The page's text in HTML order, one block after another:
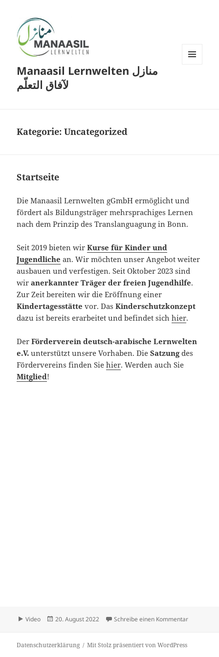
Manaasil Lernwelten منازل
لآفاق التعلّم
Kategorie:Uncategorized
Startseite
Die Manaasil Lernwelten gGmbH ermöglicht und
fördert als Bildungsträger mehrsprachiges Lernen
nach dem Prinzip des Translanguagung in Bonn.
Seit 2019 bieten wirKurse für Kinder und
Jugendliche an. Wir möchten unser Angebot weiter
ausbauen und verfestigen. Seit Oktober 2023 sind
wiranerkannter Träger der freien Jugendhilfe.
Zur Zeit bereiten wir die Eröffnung einer
Kindertagesstätte vor. DasKinderschutzkonzept
dazu ist bereits erarbeitet und befindet sichhier.
DerFörderverein deutsch-arabische Lernwelten
e.V. unterstützt unsere Vorhaben. DieSatzungdes
Fördervereins finden Siehier. Werden auch Sie
Mitglied!
Format
Video
Veröffentlicht
20. August 2022 Schreibe einen Kommentarzu
Datenschutzerklärung Mit Stolz präsentiert von WordPress